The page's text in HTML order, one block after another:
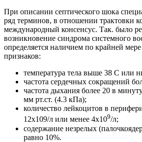
При описании септического шока
ряд терминов, в отношении трактовки
международный консенсус. Так. было
возникновение синдрома системного
определяется наличием по крайней
признаков:
температура тела выше 38 С или
частота сердечных сокращений
частота дыхания более 20 в
мм рт.ст. (4.3 кПа);
количество лейкоцитов в
12х109/л или менее 4х109/л;
содержание незрелых
равно 10%.